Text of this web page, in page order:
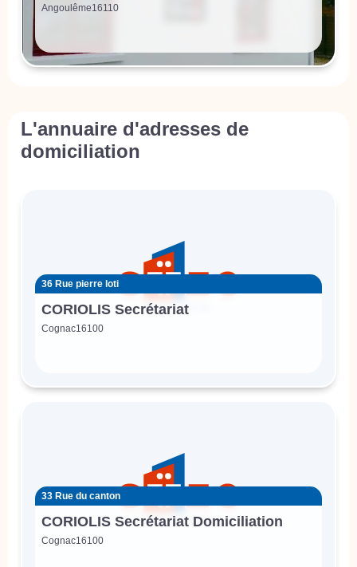
Angoulême16110
L'annuaire d'adresses de
domiciliation
36 Rue pierre loti
CORIOLIS Secrétariat
Cognac16100
33 Rue du canton
CORIOLIS Secrétariat Domiciliation
Cognac16100